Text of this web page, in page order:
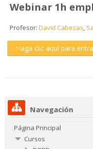
Webinar 1h
Profesor: David Cabezas,
Haga clic aquí para
Navegación
Página Principal
Cursos